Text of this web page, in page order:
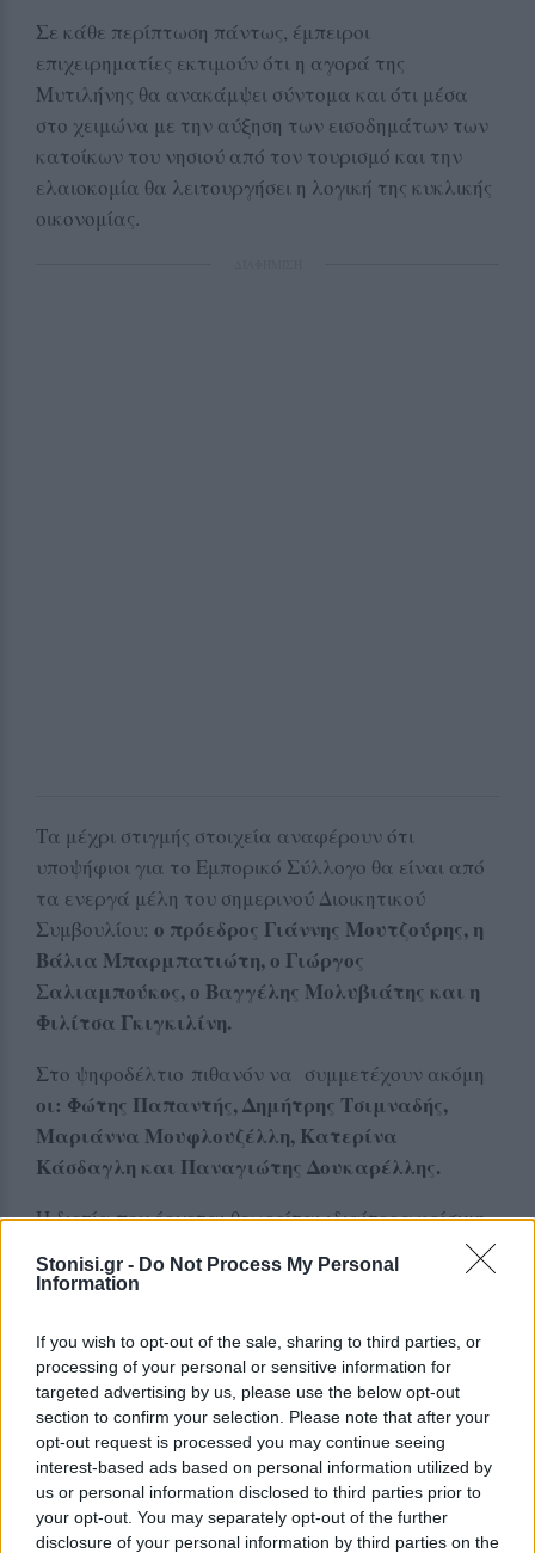
Stonisi.gr - Do Not Process My Personal
Information
If you wish to opt-out of the sale, sharing to third parties, or
processing of your personal or sensitive information for
targeted advertising by us, please use the below opt-out
section to confirm your selection. Please note that after your
opt-out request is processed you may continue seeing
interest-based ads based on personal information utilized by
us or personal information disclosed to third parties prior to
your opt-out. You may separately opt-out of the further
disclosure of your personal information by third parties on the
Σε κάθε περίπτωση πάντως, έμπειροι
επιχειρηματίες εκτιμούν ότι η αγορά της
Μυτιλήνης θα ανακάμψει σύντομα και ότι μέσα
στο χειμώνα με την αύξηση των εισοδημάτων των
κατοίκων του νησιού από τον τουρισμό και την
ελαιοκομία θα λειτουργήσει η λογική της κυκλικής
οικονομίας.
Τα μέχρι στιγμής στοιχεία αναφέρουν ότι
υποψήφιοι για το Εμπορικό Σύλλογο θα είναι από
τα ενεργά μέλη του σημερινού Διοικητικού
Συμβουλίου: ο πρόεδρος Γιάννης Μουτζούρης, η
Βάλια Μπαρμπατιώτη, ο Γιώργος
Σαλιαμπούκος, ο Βαγγέλης Μολυβιάτης και η
Φιλίτσα Γκιγκιλίνη.
Στο ψηφοδέλτιο πιθανόν να συμμετέχουν ακόμη
οι: Φώτης Παπαντής, Δημήτρης Τσιμναδής,
Μαριάννα Μουφλουζέλλη, Κατερίνα
Κάσδαγλη και Παναγιώτης Δουκαρέλλης.
Η διετία που έρχεται θεωρείται ιδιαίτερα κρίσιμη
για την αγορά της Μυτιλήνης με δεδομένο ότι έχει
να αντιμετωπίσει πολλές θετικές προκλήσεις αλλά
Μπαίνοντας στη νέα εποχή θα περίμενε κανείς οι
έμποροι της Μυτιλήνης να επενδύσουν στις νέες
τεχνολογίες και στο ηλεκτρονικό εμπόριο καθώς
και στην αλλαγή της όψης των εμπορικών δρόμων
και κυρίως της Ερμού που είναι η βασική εμπορική
αρτηρία της πόλης.